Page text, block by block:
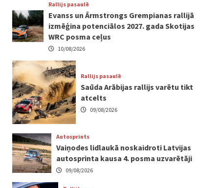
Rallijs pasaulē
Evanss un Ārmstrongs Grempianas rallijā
izmēģina potenciālos 2027. gada Skotijas
WRC posma ceļus
10/08/2026
Rallijs pasaulē
Saūda Arābijas rallijs varētu tikt
atcelts
09/08/2026
Autosprints
Vaiņodes lidlaukā noskaidroti Latvijas
autosprinta kausa 4. posma uzvarētāji
09/08/2026